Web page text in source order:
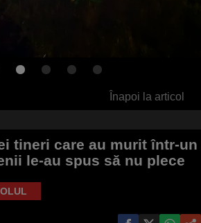
Înapoi la articol
tineri care au murit într-un
le-au spus să nu plece